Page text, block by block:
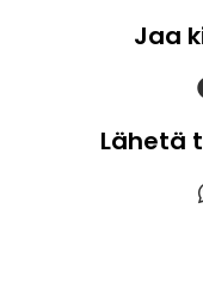
Jaa
Lähetä